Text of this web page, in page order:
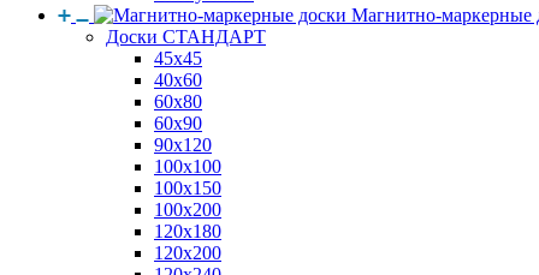
Магнитно-маркерные
Доски СТАНДАРТ
45x45
40x60
60x80
60x90
90x120
100x100
100x150
100x200
120x180
120x200